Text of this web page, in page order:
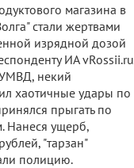
магазина в
стали жертвами
изрядной дозой
ИА vRossii.ru
УМВД, некий
хаотичные удары по
прыгать по
Нанеся ущерб,
"тарзан"
полицию.